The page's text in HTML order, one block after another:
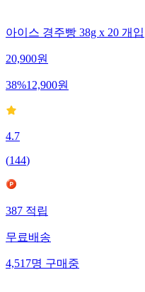
아이스 경주빵 38g x 20 개입
20,900원
38%12,900원
4.7
(144)
387적립
무료배송
4,517명구매중